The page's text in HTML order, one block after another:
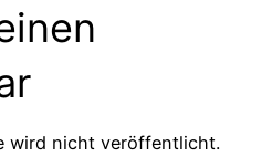
wird nicht veröffentlicht.